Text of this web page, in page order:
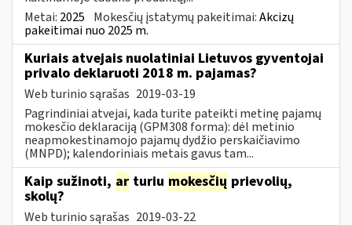
Metai: 2025 Mokesčių įstatymų pakeitimai:Akcizų
pakeitimai nuo 2025 m.
Kuriais atvejais nuolatiniai Lietuvos gyventojai
privalo deklaruoti 2018 m. pajamas?
Web turinio sąrašas 2019-03-19
Pagrindiniai atvejai, kada turite pateikti metinę pajamų
mokesčio deklaraciją (GPM308 forma): dėl metinio
neapmokestinamojo pajamų dydžio perskaičiavimo
(MNPD); kalendoriniais metais gavus tam...
Kaip sužinoti, ar turiu mokesčių prievolių,
skolų?
Web turinio sąrašas 2019-03-22